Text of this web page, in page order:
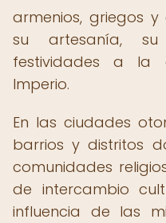
armenios, griegos
su artesanía,
festividades a la
Imperio.
En las ciudades
barrios y distritos
comunidades
de intercambio
influencia de las